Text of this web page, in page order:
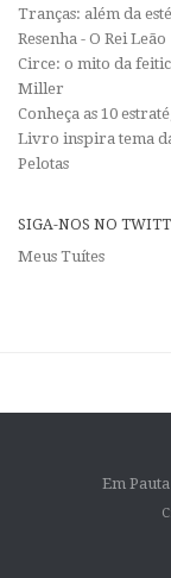
Tranças: além da
Resenha - O Rei Leão
Circe: o mito da
Miller
Conheça as 10
Livro inspira tema
Pelotas
SIGA-NOS NO
Meus Tuítes
Em